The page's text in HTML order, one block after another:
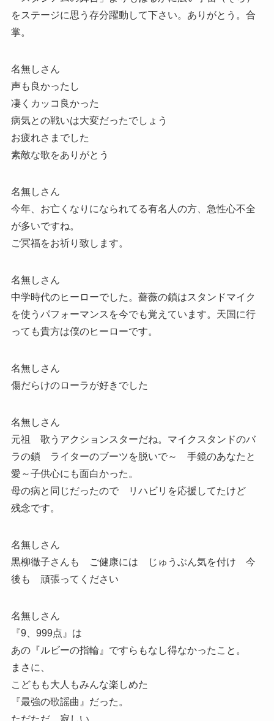
をステージに思う存分躍動して下さい。ありがとう。合
掌。
名無しさん
声も良かったし
凄くカッコ良かった
病気との戦いは大変だったでしょう
お疲れさまでした
素敵な歌をありがとう
名無しさん
今年、お亡くなりになられてる有名人の方、急性心不全
が多いですね。
ご冥福をお祈り致します。
名無しさん
中学時代のヒーローでした。薔薇の鎖はスタンドマイク
を使うパフォーマンスを今でも覚えています。天国に行
っても貴方は僕のヒーローです。
名無しさん
傷だらけのローラが好きでした
名無しさん
元祖 歌うアクションスターだね。マイクスタンドのバ
ラの鎖 ライターのブーツを脱いで～ 手鏡のあなたと
愛～子供心にも面白かった。
母の病と同じだったので リハビリを応援してたけど
残念です。
名無しさん
黒柳徹子さんも ご健康には じゅうぶん気を付け 今
後も 頑張ってください
名無しさん
『9、999点』は
あの『ルビーの指輪』ですらもなし得なかったこと。
まさに、
こどもも大人もみんな楽しめた
『最強の歌謡曲』だった。
ただただ、寂しい。